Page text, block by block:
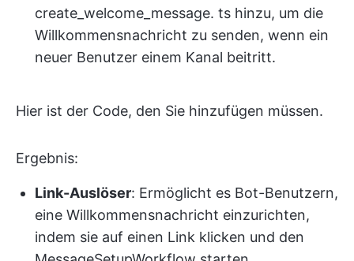
create_welcome_message. ts hinzu, um die
Willkommensnachricht zu senden, wenn ein
neuer Benutzer einem Kanal beitritt.
Hier ist der Code, den Sie hinzufügen müssen.
Ergebnis:
Link-Auslöser: Ermöglicht es Bot-Benutzern,
eine Willkommensnachricht einzurichten,
indem sie auf einen Link klicken und den